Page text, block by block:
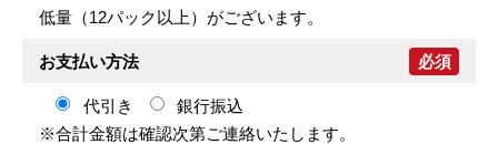
低量（12パック以上）がございます。
お支払い方法 必須
代引き
銀行振込
※合計金額は確認次第ご連絡いたします。